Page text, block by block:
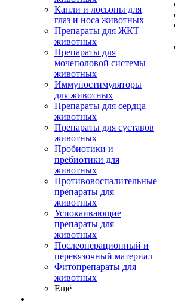
Капли и лосьоны для
глаз и носа животных
Препараты для ЖКТ
животных
Препараты для
мочеполовой системы
животных
Иммуностимуляторы
для животных
Препараты для сердца
животных
Препараты для суставов
животных
Пробиотики и
пребиотики для
животных
Противовоспалительные
препараты для
животных
Успокаивающие
препараты для
животных
Послеоперационный и
перевязочный материал
Фитопрепараты для
животных
Ещё